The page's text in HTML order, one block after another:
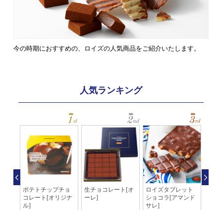
今の時期におすすめの、ロイズの人気商品をご紹介いたします。
人気ランキング
ポテトチップチョ
コレート[オリジナ
ル]
生チョコレート[オ
ーレ]
ロイズタブレット
ショコラ[アマンド
サレ]